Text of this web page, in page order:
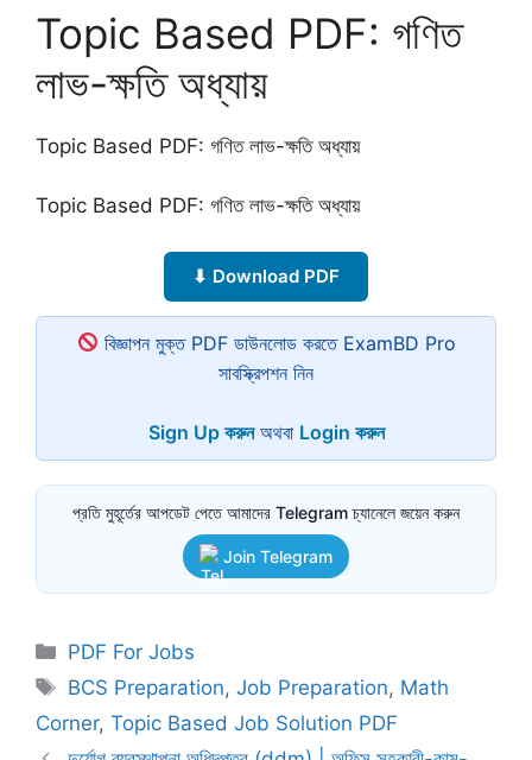
Topic Based PDF: গণিত
লাভ-ক্ষতি অধ্যায়
Topic Based PDF: গণিত লাভ-ক্ষতি অধ্যায়
Topic Based PDF: গণিত লাভ-ক্ষতি অধ্যায়
⬇ Download PDF
বিজ্ঞাপন মুক্ত PDF ডাউনলোড করতে ExamBD Pro
সাবস্ক্রিপশন নিন
Sign Up করুনঅথবা Login করুন
প্রতি মুহূর্তের আপডেট পেতে আমাদের Telegram চ্যানেলে জয়েন করুন
Join Telegram
Categories
PDF For Jobs
Tags
BCS Preparation,Job Preparation, Math
Corner, Topic Based Job Solution PDF